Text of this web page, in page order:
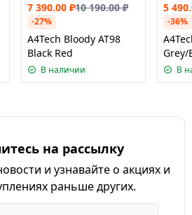
7 390.00 ₽10 190.00₽
-27%
A4Tech Bloody AT98
Black Red
В наличии
5
-36%
Grey/
В
на рассылку
и узнавайте о акциях и
раньше других.